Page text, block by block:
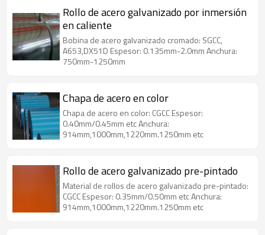
Rollo de acero galvanizado por inmersión
en caliente
Bobina de acero galvanizado cromado: SGCC,
A653,DX51D Espesor: 0.135mm-2.0mm Anchura:
750mm-1250mm
Chapa de acero en color
Chapa de acero en color: CGCC Espesor:
0.40mm/0.45mm etc Anchura:
914mm,1000mm,1220mm.1250mm etc
Rollo de acero galvanizado pre-pintado
Material de rollos de acero galvanizado pre-pintado:
CGCC Espesor: 0.35mm/0.50mm etc Anchura:
914mm,1000mm,1220mm.1250mm etc